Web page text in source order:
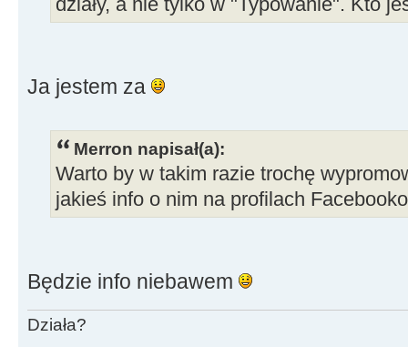
Ja jestem za
Merron napisał(a):
Warto by w takim razie trochę
jakieś info o nim na profilach
Będzie info niebawem
Działa?